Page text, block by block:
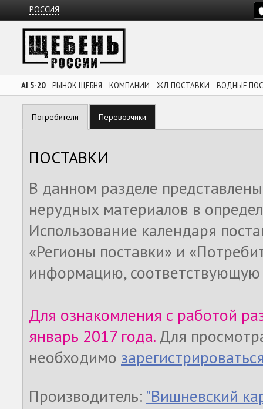
РОССИЯ
AI 5-20 РЫНОК ЩЕБНЯ КОМПАНИИ ЖД ПОСТАВКИ ВОДНЫЕ
Потребители Перевозчики
ПОСТАВКИ
В данном разделе
нерудных материалов в
Использование календаря
«Регионы поставки» и
информацию,
Для ознакомления с работой
январь 2017 года.Для
необходимо
Производитель: "Вишневский